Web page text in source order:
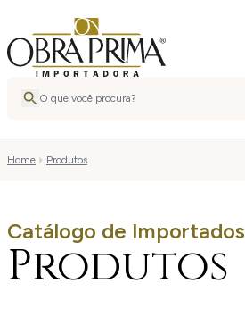
Home Produtos
Catálogo de Importados
Produtos